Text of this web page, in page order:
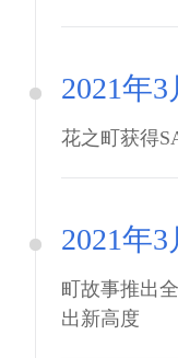
2021年3
花之町获得
2021年3
町故事推出
出新高度